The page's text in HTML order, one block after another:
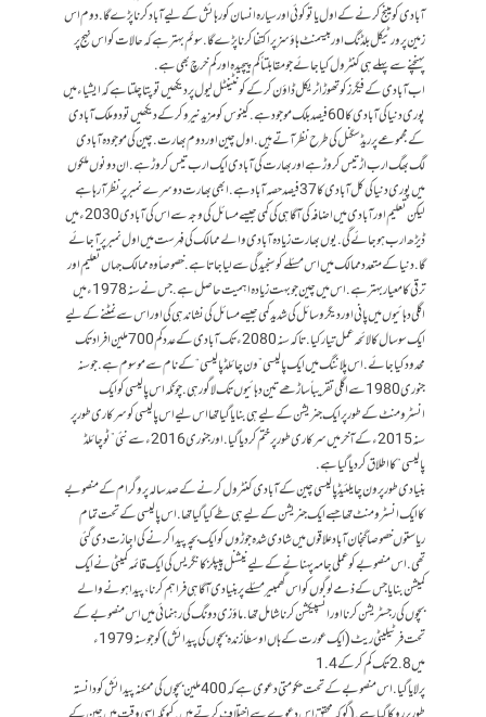
آبادی کو مینج کرنے کے اول یا تو کوئی اور سیارہ انسان کو رہائش کے لیے آباد کرنا پڑے گا. دوم اس
زمین پر ورٹیکل بلڈنگ اور بیسمنٹ ہاؤسز پر اکتفا کرنا پڑے گا. سوئم بہتر ہے کہ حالات کو اس نہج پر
پہنچنے سے پہلے ہی کنٹرول کیا جائے جو مقابلتاً کم پیچیدہ اور کم خرچ بھی ہے.
اب آبادی کے فیگرز کو تھوڑا ٹریکل ڈاؤن کر کے کونٹینٹل لیول پر دیکھیں تو پتا چلتا ہے کہ ایشیاء میں
پوری دنیا کی آبادی کا 60 فیصد بلک موجود ہے. کینوس کو مزید نیرو کر کے دیکھیں تو دو ملک آبادی
کے مجموعے پر ریڈ سگنل کی طرح نظر آتے ہیں. اول چین اور دوم بھارت. چین کی موجودہ آبادی
لگ بھگ ارب اڑتیس کروڑ ہے اور بھارت کی آبادی ایک ارب تیس کروڑ ہے. ان دونوں ملکوں
میں پوری دنیا کی کل آبادی کا 37 فیصد حصہ آباد ہے. ابھی بھارت دوسرے نمبر پر نظر آ رہا ہے
لیکن تعلیم اور آبادی میں اضافہ کی آگاہی کی کمی جیسے مسائل کی وجہ سے اس کی آبادی 2030ء میں
ڈیڑھ ارب ہو جائے گی. یوں بھارت زیادہ آبادی والے ممالک کی فہرست میں اول نمبر پر آ جائے
گا. دنیا کے متعدد ممالک میں اس مسئلے کو سنجیدگی سے لیا جاتا ہے. خصوصاً وہ ممالک جہاں تعلیم اور
ترقی کا معیار بہتر ہے. اس میں چین جو بہت زیادہ اہمیت حاصل ہے. جس نے سنہ 1978ء میں
اگلی دہائیوں میں پانی اور دیگر وسائل کی شدید کمی جیسے مسائل کی نشاندہی کی اور اس سے نمٹنے کے لیے
ایک سو سال کا لائحہ عمل تیار کیا. تاکہ سنہ 2080ء تک آبادی کے عدد کم 700 ملین افراد تک
محدود کیا جائے. اس پلاننگ میں ایک پالیسی ”ون چائلڈ پالیسی“ کے نام سے موسوم ہے. جو سنہ
جنوری 1980 سے اگلی تقریباً ساڑھے تین دہائیوں تک لاگو رہی. چونکہ اس پالیسی کو ایک
انسٹرومنٹ کے طور پر ایک جنریشن کے لیے ہی بنایا گیا تھا اس لیے اس پالیسی کو سرکاری طور پر
سنہ 2015ء کے آخر میں سرکاری طور پر ختم کر دیا گیا. اور جنوری 2016ء سے نئی ”ٹو چائلڈ
پالیسی“ کا اطلاق کر دیا گیا ہے.
بنیادی طور پر ون چایلئیڈ پالیسی چین کے آبادی کنٹرول کرنے کے صد سالہ پروگرام کے منصوبے
کا ایک انسٹرومنٹ تھا جسے ایک جنریشن کے لیے ہی طے کیا گیا تھا. اس پالیسی کے تحت تمام
ریاستوں خصوصاً گنجان آباد علاقوں میں شادی شدہ جوڑوں کو ایک بچہ پیدا کرنے کی اجازت دی گئی
تھی. اس منصوبے کو عملی جامہ پہنانے کے لیے نیشنل پیپلز کانگریس کی ایک قائمہ کمیٹی نے ایک
کمیشن بنایا جس کے ذمے لوگوں کو اس گھمبیر مسئلے پر بنیادی آگاہی فراہم کرنا، پیدا ہونے والے
بچوں کی رجسٹریشن کرنا اور انسپیکشن کرنا شامل تھا. ماؤ زی دونگ کی رہنمائی میں اس منصوبے کے
تحت فرٹیلیٹی ریٹ (ایک عورت کے ہاں اوسطاً زندہ بچوں کی پیدائش) کو جو سنہ 1979ء
میں 2.8 تک کم کر کے 1.4
پر لایا گیا. اس منصوبے کے تحت حکومتی دعوی ہے کہ 400 ملین بچوں کی ممکنہ پیدائش کو دانستہ